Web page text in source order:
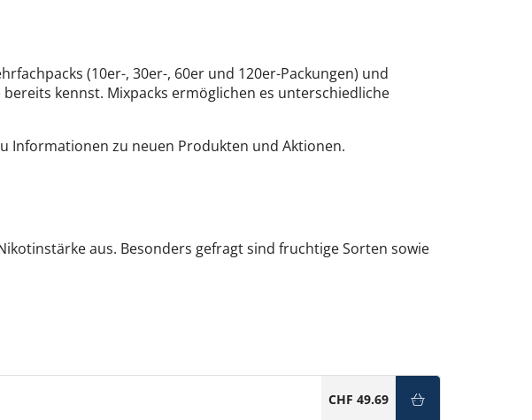
(10er-, 30er-, 60er und 120er-Packungen) und
kennst. Mixpacks ermöglichen es unterschiedliche
Informationen zu neuen Produkten und Aktionen.
aus. Besonders gefragt sind fruchtige Sorten sowie
CHF 49.69